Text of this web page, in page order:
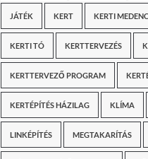
JÁTÉK KERT KERTI
KERTI TÓ KERTTERVEZÉS
KERTTERVEZŐ PROGRAM
KERTÉPÍTÉS HÁZILAG KLÍMA
LINKÉPÍTÉS MEGTAKARÍTÁS